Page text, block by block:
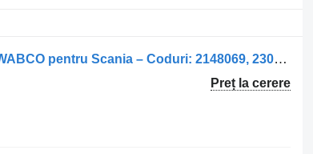
Filtru uscător Uscător de aer pentru camion WABCO pentru Scania – Coduri: 2148069, 2308777, 1941953, 2089579, 1897631, 1928589, 1770184, 1796161, 1763425, 1753577, 2063357, 1535829, 1543224, 1738295
Preț la cerere